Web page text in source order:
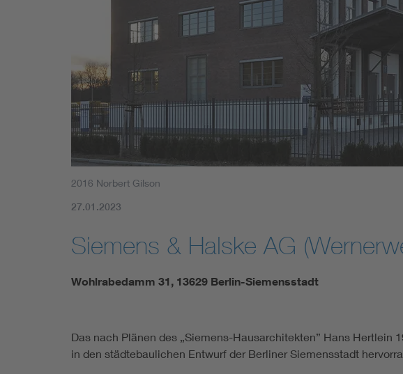
2016 Norbert Gilson
27.01.2023
Siemens & Halske AG
Wohlrabedamm 31, 13629 Berlin-Siemensstadt
Das nach Plänen des „Siemens-Hausarchitekten” Hans Hertlein
in den städtebaulichen Entwurf der Berliner Siemensstadt